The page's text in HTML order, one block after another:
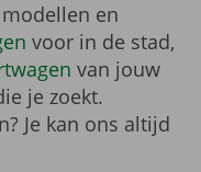
en
voor in de stad,
van jouw
je zoekt.
Je kan ons altijd